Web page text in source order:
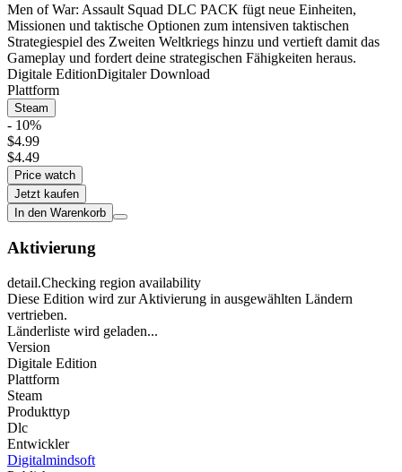
Men of War: Assault Squad DLC PACK fügt neue Einheiten,
Missionen und taktische Optionen zum intensiven taktischen
Strategiespiel des Zweiten Weltkriegs hinzu und vertieft damit das
Gameplay und fordert deine strategischen Fähigkeiten heraus.
Digitale EditionDigitaler Download
Plattform
Steam
- 10%
$4.99
$4.49
Price watch
Jetzt kaufen
In den Warenkorb
Aktivierung
detail.Checking region availability
Diese Edition wird zur Aktivierung in ausgewählten Ländern
vertrieben.
Länderliste wird geladen...
Version
Digitale Edition
Plattform
Steam
Produkttyp
Dlc
Entwickler
Digitalmindsoft